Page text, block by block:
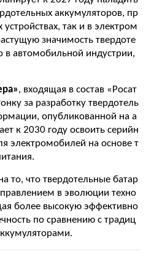
аккумуляторов, пр
так и в электром
значимость твердоте
в автомобильной индустрии,
, входящая в состав «Росат
за разработку твердотель
опубликованной на a
к 2030 году освоить серийн
электромобилей на основе т
то, что твердотельные батар
в эволюции техно
более высокую эффективно
по сравнению с традиц